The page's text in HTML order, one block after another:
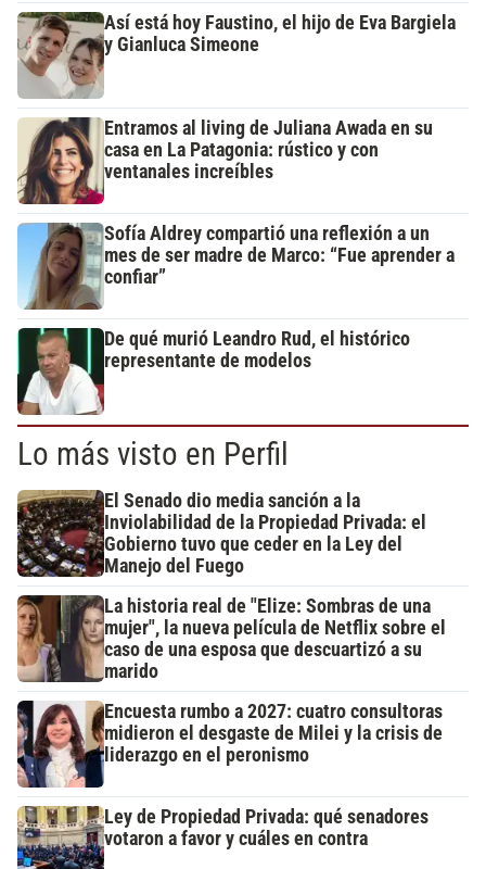
Así está hoy Faustino, el hijo de Eva Bargiela
y Gianluca Simeone
Entramos al living de Juliana Awada en su
casa en La Patagonia: rústico y con
ventanales increíbles
Sofía Aldrey compartió una reflexión a un
mes de ser madre de Marco: “Fue aprender a
confiar”
De qué murió Leandro Rud, el histórico
representante de modelos
Lo más visto en Perfil
El Senado dio media sanción a la
Inviolabilidad de la Propiedad Privada: el
Gobierno tuvo que ceder en la Ley del
Manejo del Fuego
La historia real de "Elize: Sombras de una
mujer", la nueva película de Netflix sobre el
caso de una esposa que descuartizó a su
marido
Encuesta rumbo a 2027: cuatro consultoras
midieron el desgaste de Milei y la crisis de
liderazgo en el peronismo
Ley de Propiedad Privada: qué senadores
votaron a favor y cuáles en contra